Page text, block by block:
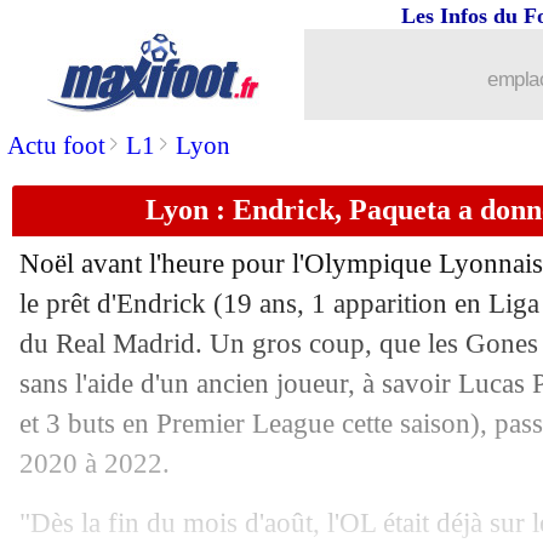
Actu foot> L1 > Lyon
Les Infos du
Lyon : Endrick, Paqueta a
Noël avant l'heure pour l'Olympique
le prêt d'Endrick (19 ans, 1 apparition en
du Real Madrid. Un gros coup, que les
sans l'aide d'un ancien joueur, à savoir Lucas
et 3 buts en Premier League cette saison),
2020 à 2022.
"Dès la fin du mois d'août, l'OL était déjà sur
VIDEO : Z. Zidane présent à Rabat
24/12 Naples: Conte bientôt prolongé ?
Cameroun
24/12 Algérie: le record de Mahrez
24/12 CAN: l'Algérie facile contre le
24/12 Chelsea : Estêvão, les mots forts de
24/12 Naples: Højlund pique Manchester
Shakhtar : Lucescu a un petit regret